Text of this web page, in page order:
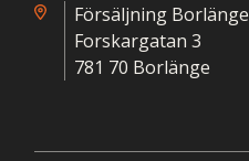
Försäljning Borlänge
Forskargatan 3
781 70 Borlänge